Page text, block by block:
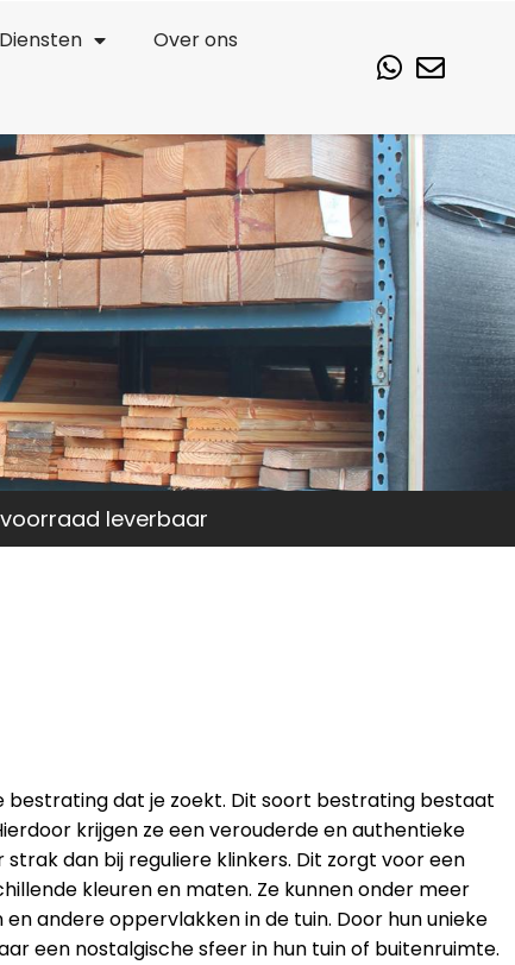
Diensten
Over ons
leverbaar
bestrating dat je zoekt. Dit soort bestrating bestaat
krijgen ze een verouderde en authentieke
dan bij reguliere klinkers. Dit zorgt voor een
kleuren en maten. Ze kunnen onder meer
andere oppervlakken in de tuin. Door hun unieke
een nostalgische sfeer in hun tuin of buitenruimte.